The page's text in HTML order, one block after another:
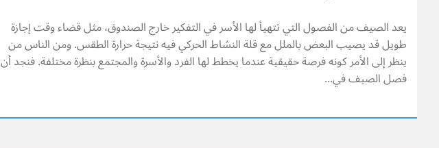
يعد الصيف من الفصول التي تتهيأ لها الأسر في التفكير خارج الصندوق، مثل قضاء وقت إجازة
طويل قد يصيب البعض بالملل مع قلة النشاط الحركي فيه نتيجة حرارة الطقس. ومن الناس من
ينظر إلى الأمر كونه فرصة حقيقية عندما يخطط لها الفرد والأسرة والمجتمع بنظرة مختلفة. فنجد أن
فصل الصيف في...